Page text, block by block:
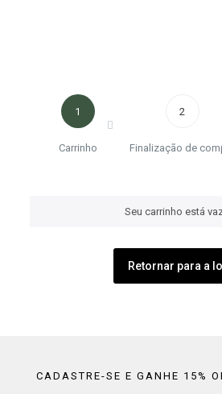
1
Carrinho
2
Finalização de
Seu carrinho está
Retornar para a
CADASTRE-SE E GANHE 15%